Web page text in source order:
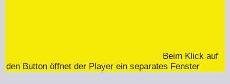
Beim Klick auf
den Button öffnet der Player ein separates Fenster